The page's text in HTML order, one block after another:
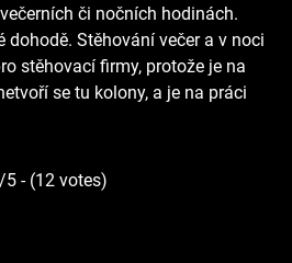
či nočních hodinách.
dohodě. Stěhování večer a v noci
stěhovací firmy, protože je na
se tu kolony, a je na práci
5 - (12 votes)